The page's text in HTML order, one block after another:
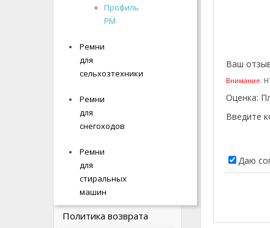
Профиль
PM
Ремни
для
сельхозтехники
Ремни
для
снегоходов
Ремни
для
стиральных
машин
Профиль
PM
Ремни
для
сельхозтехники
Ремни
для
снегоходов
Ремни
для
стиральных
машин
Ремни для стиральных
ИНФОРМАЦИЯ
О компании
Наши соцсети
Оплата и доставка
Политика Безопасности
Условия соглашения
Политика возврата
Ваш
Внимание:
Оценка:
Введите
Даю